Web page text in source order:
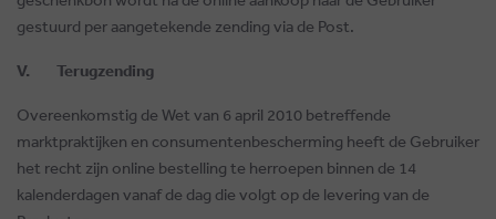
gestuurd per aangetekende zending via de Post.
V. Terugzending
Overeenkomstig de Wet van 6 april 2010 betreffende
marktpraktijken en consumentenbescherming heeft de Gebruiker
het recht zijn online bestelling te herroepen binnen de 14
kalenderdagen vanaf de dag die volgt op de levering van de